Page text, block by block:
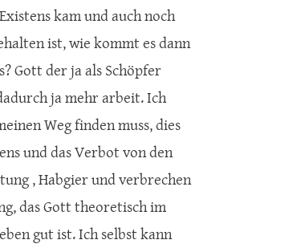
kam und auch noch
ist, wie kommt es dann
Gott der ja als Schöpfer
ja mehr arbeit. Ich
Weg finden muss, dies
und das Verbot von den
, Habgier und verbrechen
das Gott theoretisch im
gut ist. Ich selbst kann